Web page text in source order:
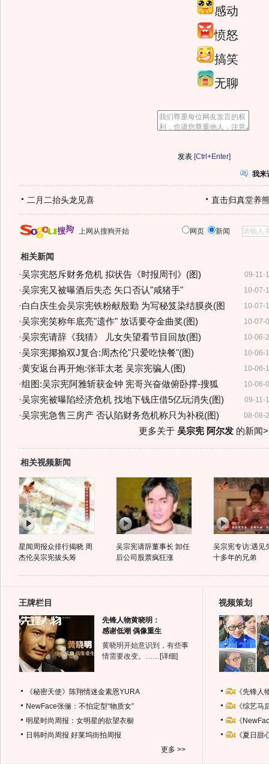
感动
愤怒
搞笑
无聊
[Ctrl+Enter]
我来
二月二抬头龙见喜 直击归真堂养
上网从搜狗开始 网页 新闻
相关新闻
09-11-
·吴宗宪怒斥财务危机 拟状告《时报周刊》(图)
10-07-
·吴宗宪又被曝酒后失态 矢口否认"咸猪手"
10-07-
·白白庆生会吴宗宪铁粉献殷勤 为写秘笈染结膜炎(图
10-07-
·吴宗宪笑称年底亮"遗作" 放话要夺金曲奖(图)
10-06-
·吴宗宪请辞《我猜》 儿女失望看节目回放(图)
10-06-
·吴宗宪揶揄双J复合:周杰伦"只爱吃快餐"(图)
10-06-
·黄安返台再开炮:张菲太老 吴宗宪骗人(图)
10-06-
·组图:吴宗宪阿雅斩获金钟 宪哥兴奋做俯卧撑-搜狐
09-11-
·吴宗宪被曝陷经济危机 找地下钱庄借5亿玩消失(图)
08-08-
·吴宗宪急售三房产 否认陷财务危机称只为补税(图)
更多关于 吴宗宪 阿尔发的新闻
相关视频新闻
星闻周报众排行揭晓 周
杰伦吴宗宪拔头筹
吴宗宪请辞董事长 卸任
后公司股票疯狂涨
吴宗宪专访:遇见
十多年的兄弟
王牌栏目
先锋人物黄晓明：
感谢低潮 偶像重生
黄晓明开始意识到，有些事
情需要改变。…… [详细]
《秘密天使》陈翔情迷金素恩YURA
NewFace张俪：不怕定型“物质女”
明星时尚周报：女明星的欲望衣橱
日韩时尚周报 好莱坞街拍周报
更多 >>
视频策划
《先锋
《综艺
《
《夏日